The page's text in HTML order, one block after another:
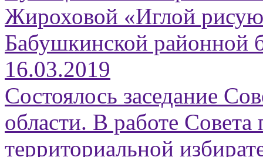
Жироховой «Иглой
Бабушкинской районной
16.03.2019
Состоялось заседание
области. В работе Совета
территориальной